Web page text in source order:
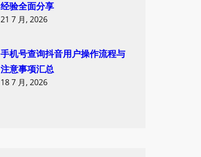
经验全面分享
21 7 月, 2026
手机号查询抖音用户操作流程与
注意事项汇总
18 7 月, 2026